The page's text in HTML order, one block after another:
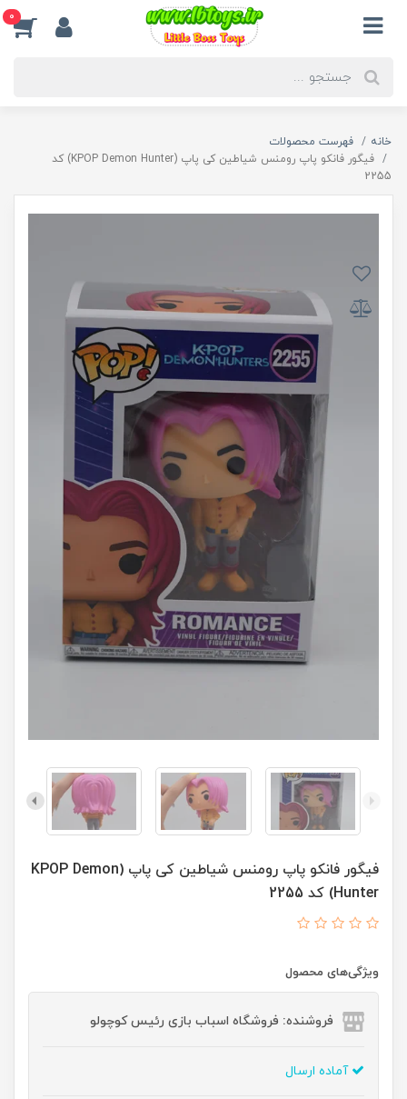
0
خانه
فهرست محصولات
فیگور فانکو پاپ رومنس شیاطین کی پاپ (KPOP Demon Hunter) کد
2255
فیگور فانکو پاپ رومنس شیاطین کی پاپ (KPOP Demon
Hunter) کد 2255
ویژگی‌های محصول
فروشنده: فروشگاه اسباب بازی رئیس کوچولو
آماده ارسال